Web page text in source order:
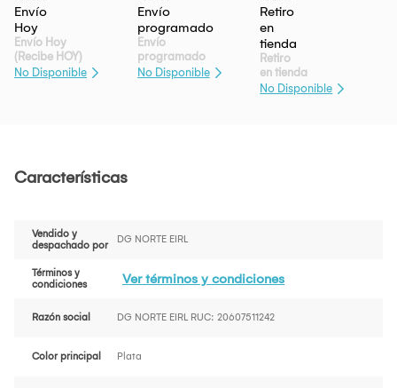
Envío Hoy
(Recibe HOY)
No Disponible
Envío
programado
No Disponible
Retiro
en tienda
No Disponible
Características
Vendido y
despachado por
DG NORTE EIRL
Términos y
condiciones
Ver términos y condiciones
Razón social DG NORTE EIRL RUC: 20607511242
Color principal Plata